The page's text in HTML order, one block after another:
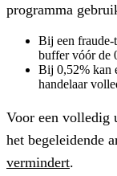
programma
Bij een
buffer vóór de
Bij 0,52% kan
handelaar
Voor een volledig
het begeleidende
vermindert.